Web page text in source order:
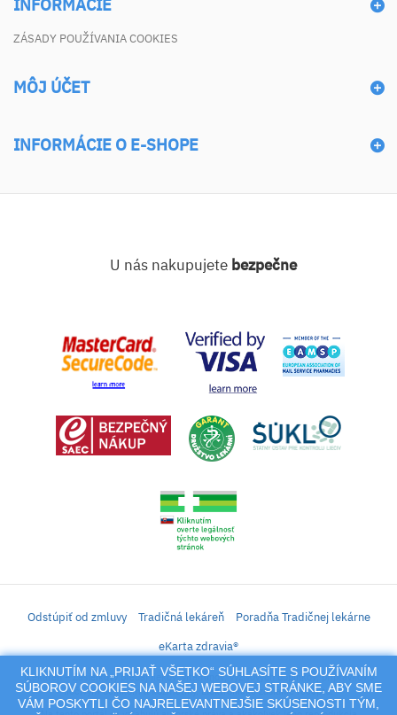
INFORMÁCIE
ZÁSADY POUŽÍVANIA COOKIES
MÔJ ÚČET
INFORMÁCIE O E-SHOPE
KLIKNUTÍM NA „PRIJAŤ VŠETKO“ SÚHLASÍTE S POUŽÍVANÍM
SÚBOROV COOKIES NA NAŠEJ WEBOVEJ STRÁNKE, ABY SME
VÁM POSKYTLI ČO NAJRELEVANTNEJŠIE SKÚSENOSTI TÝM,
U nás nakupujete bezpečne
Odstúpiť od zmluvy Tradičná lekáreň
Poradňa Tradičnej lekárne
eKarta zdravia®
iLekáreň – Zásielkový predaj liekov, vitamínov, výživových doplnkov, prípravkov s
liečivým účinkom a kozmetiky. Elektronické zaslanie receptu.